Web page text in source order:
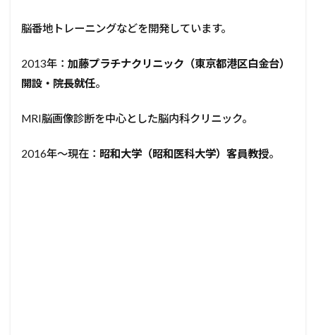
脳番地トレーニングなどを開発しています。
2013年： 加藤プラチナクリニック（東京都港区白金台）
開設・院長就任。
MRI脳画像診断を中心とした脳内科クリニック。
2016年〜現在： 昭和大学（昭和医科大学）客員教授。